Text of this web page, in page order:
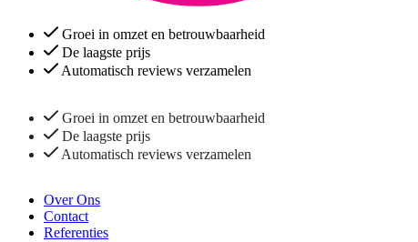
Groei in omzet en betrouwbaarheid
De laagste prijs
Automatisch reviews verzamelen
Groei in omzet en betrouwbaarheid
De laagste prijs
Automatisch reviews verzamelen
Over Ons
Contact
Referenties